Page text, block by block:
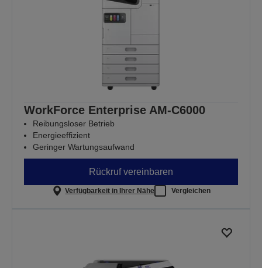
WorkForce Enterprise AM-C6000
Reibungsloser Betrieb
Energieeffizient
Geringer Wartungsaufwand
Rückruf vereinbaren
Verfügbarkeit in Ihrer Nähe Vergleichen